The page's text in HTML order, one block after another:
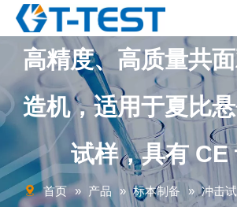
高精度、高质量共
造机，适用于夏比
试样，具有 CE
首页 » 产品 » 标本制备 » 冲击